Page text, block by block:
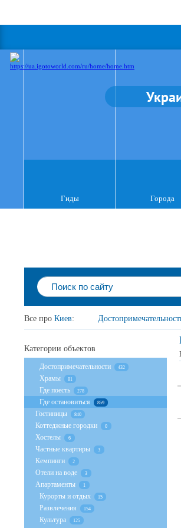
Гиды Города
Все про Киев:
Категории объектов
Достопримечательности 432
Храмы 81
Где поесть 278
Где остановиться 859
Гостиницы 840
Коттеджные городки 0
Хостелы 6
Частные квартиры 3
Кемпинги 2
Отели на воде 3
Апартаменты 1
Курорты и отдых 15
Развлечения 154
Культура 125